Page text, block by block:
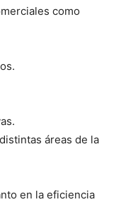
como
áreas de la
en la eficiencia